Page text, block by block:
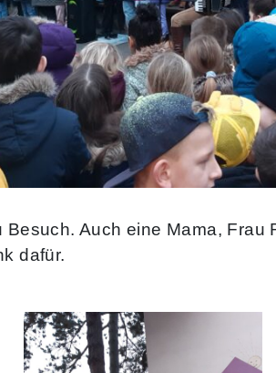
Auch eine Mama,
dafür.